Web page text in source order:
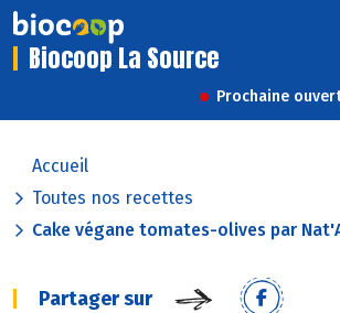
Biocoop La Source
Prochaine
Accueil
Toutes nos recettes
Cake végane tomates-olives par
Partager sur